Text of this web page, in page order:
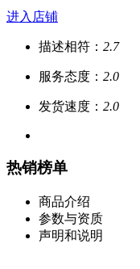
进入店铺
描述相符： 2.7
服务态度： 2.0
发货速度： 2.0
热销榜单
商品介绍
参数与资质
声明和说明